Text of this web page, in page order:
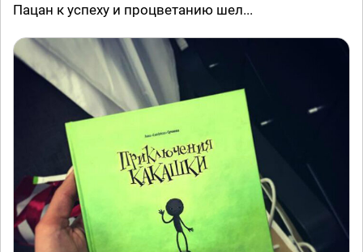
Пацан к успеху и процветанию шел...